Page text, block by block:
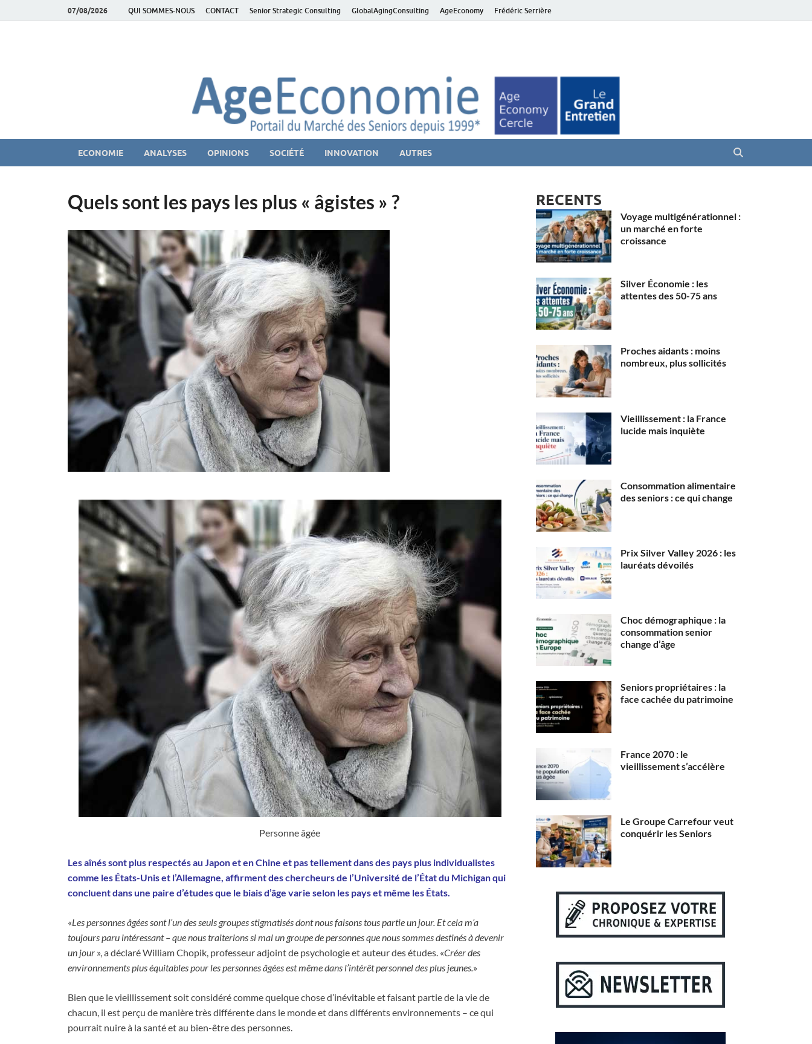
07/08/2026 QUI SOMMES-NOUS CONTACT Senior Strategic Consulting GlobalAgingConsulting AgeEconomy Frédéric Serrière
ECONOMIE ANALYSES OPINIONS SOCIÉTÉ INNOVATION AUTRES
Quels sont les pays les plus « âgistes » ?
Personne âgée
Les aînés sont plus respectés au Japon et en Chine et pas tellement dans des pays plus individualistes
comme les États-Unis et l’Allemagne, affirment des chercheurs de l’Université de l’État du Michigan qui
concluent dans une paire d’études que le biais d’âge varie selon les pays et même les États.
«Les personnes âgées sont l’un des seuls groupes stigmatisés dont nous faisons tous partie un jour. Et cela m’a
toujours paru intéressant – que nous traiterions si mal un groupe de personnes que nous sommes destinés à devenir
un jour », a déclaré William Chopik, professeur adjoint de psychologie et auteur des études. «Créer des
environnements plus équitables pour les personnes âgées est même dans l’intérêt personnel des plus jeunes.»
Bien que le vieillissement soit considéré comme quelque chose d’inévitable et faisant partie de la vie de
chacun, il est perçu de manière très différente dans le monde et dans différents environnements – ce qui
pourrait nuire à la santé et au bien-être des personnes.
RECENTS
Voyage multigénérationnel :
un marché en forte
croissance
Silver Économie : les
attentes des 50-75 ans
Proches aidants : moins
nombreux, plus sollicités
Vieillissement : la France
lucide mais inquiète
Consommation alimentaire
des seniors : ce qui change
Prix Silver Valley 2026 : les
lauréats dévoilés
Choc démographique : la
consommation senior
change d’âge
Seniors propriétaires : la
face cachée du patrimoine
France 2070 : le
vieillissement s’accélère
Le Groupe Carrefour veut
conquérir les Seniors